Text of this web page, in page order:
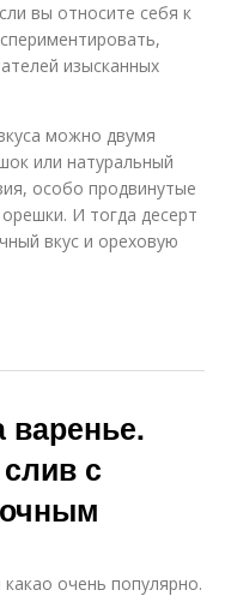
вы относите себя к
изысканных
можно двумя
или натуральный
особо продвинутые
И тогда десерт
вкус и ореховую
с
очень популярно.